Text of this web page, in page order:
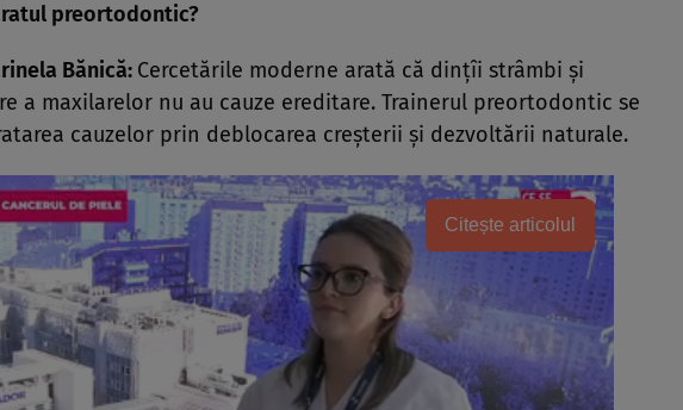
preortodontic?
Bănică: Cercetările moderne arată că dinţîi strâmbi şi
a maxilarelor nu au cauze ereditare. Trainerul preortodontic se
cauzelor prin deblocarea creşterii şi dezvoltării naturale.
Citește articolul